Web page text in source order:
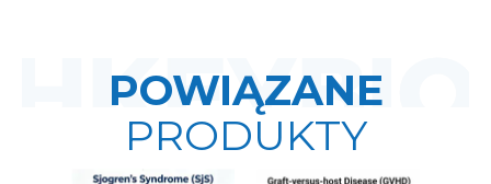
POWIĄZANE
PRODUKTY